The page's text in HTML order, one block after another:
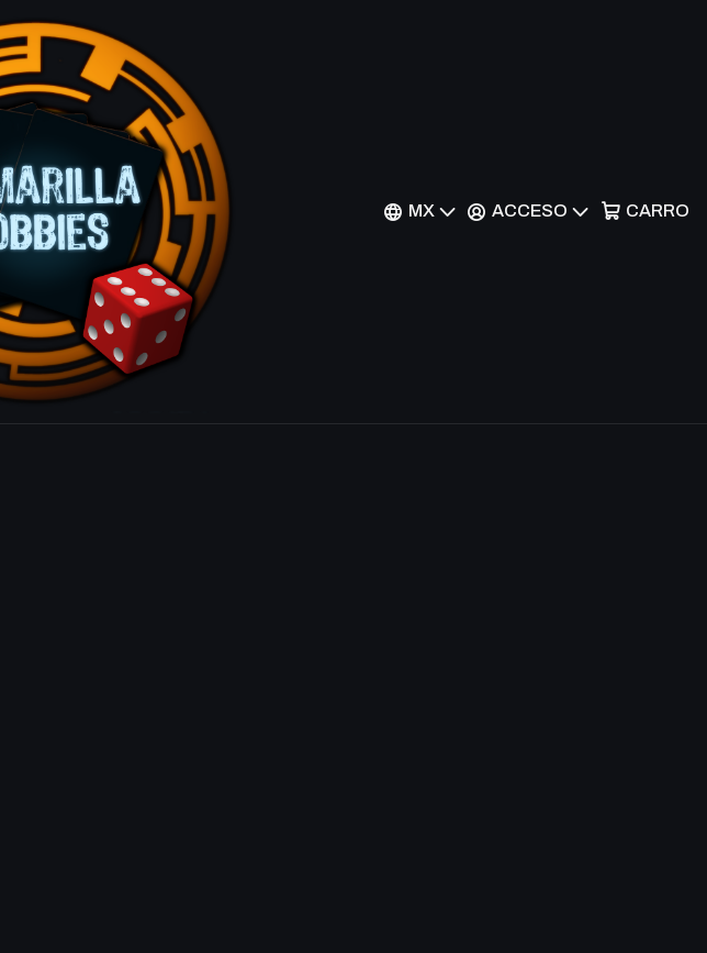
MX ACCESO CARRO
Electro - LEDU-EN046 -
Agregar al Carrito
Mostrar stock de ubicaciones
ESTE PRODUCTO